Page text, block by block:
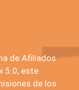
de Afiliados
5.0, este
de los